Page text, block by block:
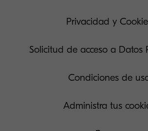
Privacidad y
Solicitud de acceso a Datos
Condiciones de
Administra tus